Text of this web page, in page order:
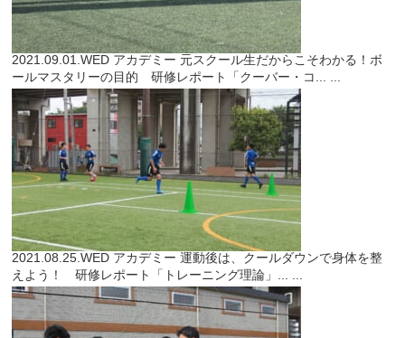
2021.09.01.WED アカデミー 元スクール生だからこそわかる！ボ
ールマスタリーの目的 研修レポート「クーバー・コ... ...
2021.08.25.WED アカデミー 運動後は、クールダウンで身体を整
えよう！ 研修レポート「トレーニング理論」... ...